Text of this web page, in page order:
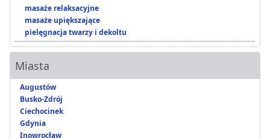
masaże relaksacyjne
masaże upiększające
pielęgnacja twarzy i dekoltu
Miasta
Augustów
Busko-Zdrój
Ciechocinek
Gdynia
Inowrocław